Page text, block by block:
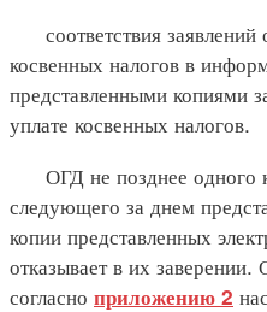
соответствия заявлений
косвенных налогов в
представленными копиями
уплате косвенных налогов.
ОГД не позднее одного
следующего за днем
копии представленных
отказывает в их
согласно приложению 2